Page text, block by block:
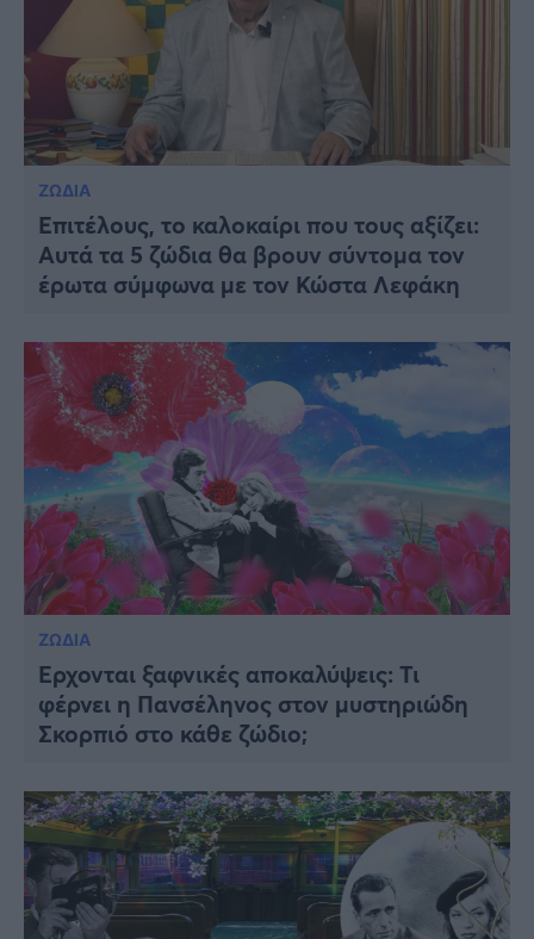
ΖΩΔΙΑ
Επιτέλους, το καλοκαίρι που τους αξίζει:
Αυτά τα 5 ζώδια θα βρουν σύντομα τον
έρωτα σύμφωνα με τον Κώστα Λεφάκη
ΖΩΔΙΑ
Έρχονται ξαφνικές αποκαλύψεις: Τι
φέρνει η Πανσέληνος στον μυστηριώδη
Σκορπιό στο κάθε ζώδιο;